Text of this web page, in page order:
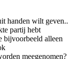
handen wilt geven..
partij hebt
bijvoorbeeld alleen
meegenomen?